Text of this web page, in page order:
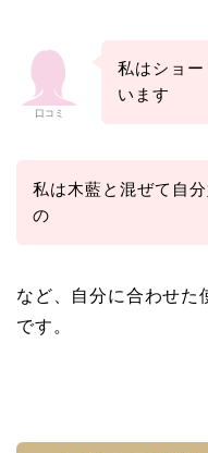
口コミ
私はショ
います
私は木藍と混ぜて自
の
など、自分に合わせた
です。